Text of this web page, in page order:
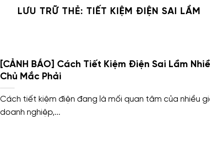
LƯU TRỮ THẺ: TIẾT KIỆM ĐIỆN SAI LẦM
[CẢNH BÁO] Cách Tiết Kiệm Điện Sai Lầm
Chủ Mắc Phải
Cách tiết kiệm điện đang là mối quan tâm của nhiều
doanh nghiệp,...